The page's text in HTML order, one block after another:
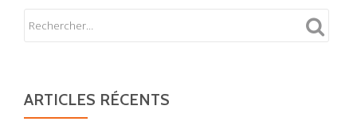
ARTICLES RÉCENTS